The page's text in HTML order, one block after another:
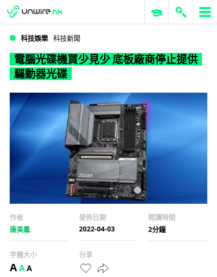
WWDC 2026 ERP 與商業 AI
科技娛樂 科技新聞
電腦光碟機買少見少 底板廠商停止提供
驅動器光碟
作者
唐美鳳
發佈日期
2022-04-03
閱讀時間
2分鐘
字體大小
AAA
分享